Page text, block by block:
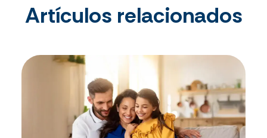
Artículos relacionados